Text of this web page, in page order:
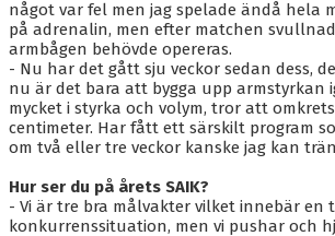
något var fel men jag spelade ändå hela
på adrenalin, men efter matchen
armbågen behövde opereras.
- Nu har det gått sju veckor sedan dess,
nu är det bara att bygga upp armstyrkan
mycket i styrka och volym, tror att
centimeter. Har fått ett särskilt program
om två eller tre veckor kanske jag kan
Hur ser du på årets SAIK?
- Vi är tre bra målvakter vilket innebär en
konkurrenssituation, men vi pushar och